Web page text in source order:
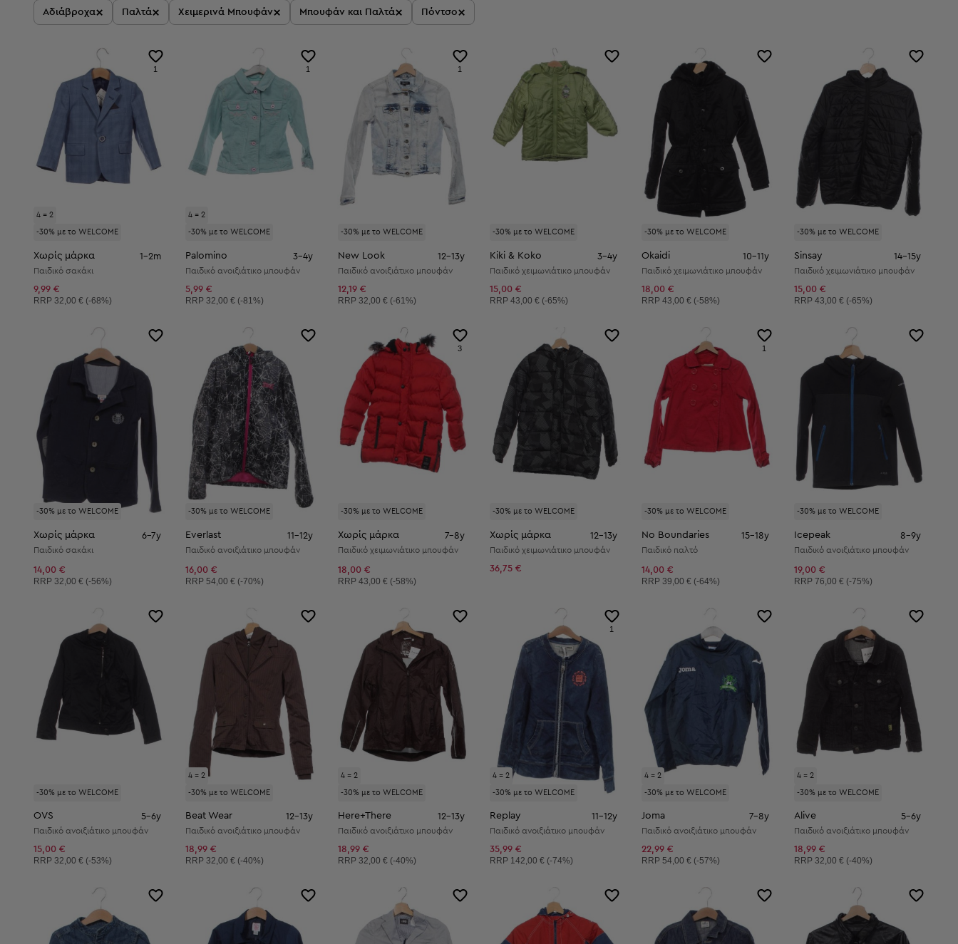
Αδιάβροχα× Παλτά× Χειμερινά Μπουφάν× Μπουφάν και Παλτά× Πόντσο×
4 = 2
-30% με το WELCOME
1
Χωρίς μάρκα 1-2m
Παιδικό σακάκι
9,99 €
Συνιστώμενη τιμή:
RRP 32,00 € (-68%)
4 = 2
-30% με το WELCOME
1
Palomino 3-4y
Παιδικό ανοιξιάτικο μπουφάν
5,99 €
Συνιστώμενη τιμή:
RRP32,00 € (-81%)
-30% με το WELCOME
1
New Look 12-13y
Παιδικό ανοιξιάτικο μπουφάν
12,19 €
Συνιστώμενη τιμή:
RRP 32,00 € (-61%)
-30% με το WELCOME
Kiki & Koko 3-4y
Παιδικό χειμωνιάτικο μπουφάν
15,00 €
Συνιστώμενη τιμή:
RRP 43,00 € (-65%)
-30% με το WELCOME
Okaidi 10-11y
Παιδικό χειμωνιάτικο μπουφάν
18,00 €
Συνιστώμενη τιμή:
RRP43,00 € (-58%)
-30% με το WELCOME
Sinsay 14-15y
Παιδικό χειμωνιάτικο μπουφάν
15,00 €
Συνιστώμενη τιμή:
RRP 43,00 € (-65%)
-30% με το WELCOME
Χωρίς μάρκα 6-7y
Παιδικό σακάκι
14,00 €
Συνιστώμενη τιμή:
RRP 32,00 € (-56%)
-30% με το WELCOME
Everlast 11-12y
Παιδικό ανοιξιάτικο μπουφάν
16,00 €
Συνιστώμενη τιμή:
RRP54,00 € (-70%)
-30% με το WELCOME
3
Χωρίς μάρκα 7-8y
Παιδικό χειμωνιάτικο μπουφάν
18,00 €
Συνιστώμενη τιμή:
RRP 43,00 € (-58%)
-30% με το WELCOME
Χωρίς μάρκα 12-13y
Παιδικό χειμωνιάτικο μπουφάν
36,75 €
-30% με το WELCOME
1
No Boundaries 15-18y
Παιδικό παλτό
14,00 €
Συνιστώμενη τιμή:
RRP39,00 € (-64%)
-30% με το WELCOME
Icepeak 8-9y
Παιδικό ανοιξιάτικο μπουφάν
19,00 €
Συνιστώμενη τιμή:
RRP 76,00 € (-75%)
-30% με το WELCOME
OVS 5-6y
Παιδικό ανοιξιάτικο μπουφάν
15,00 €
Συνιστώμενη τιμή:
RRP 32,00 € (-53%)
4 = 2
-30% με το WELCOME
Beat Wear 12-13y
Παιδικό ανοιξιάτικο μπουφάν
18,99 €
Συνιστώμενη τιμή:
RRP32,00 € (-40%)
4 = 2
-30% με το WELCOME
Here+There 12-13y
Παιδικό ανοιξιάτικο μπουφάν
18,99 €
Συνιστώμενη τιμή:
RRP 32,00 € (-40%)
4 = 2
-30% με το WELCOME
1
Replay 11-12y
Παιδικό ανοιξιάτικο μπουφάν
35,99 €
Συνιστώμενη τιμή:
RRP 142,00 € (-74%)
4 = 2
-30% με το WELCOME
Joma 7-8y
Παιδικό ανοιξιάτικο μπουφάν
22,99 €
Συνιστώμενη τιμή:
RRP54,00 € (-57%)
4 = 2
-30% με το WELCOME
Alive 5-6y
Παιδικό ανοιξιάτικο μπουφάν
18,99 €
Συνιστώμενη τιμή:
RRP 32,00 € (-40%)